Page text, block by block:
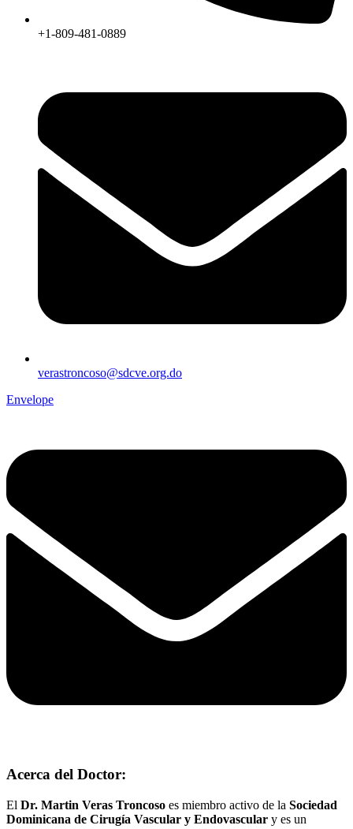
+1-809-481-0889
verastroncoso@sdcve.org.do
Envelope
Acerca del Doctor:
El Dr. Martin Veras Troncoso es miembro activo de la Sociedad
Dominicana de Cirugía Vascular y Endovascular y es un